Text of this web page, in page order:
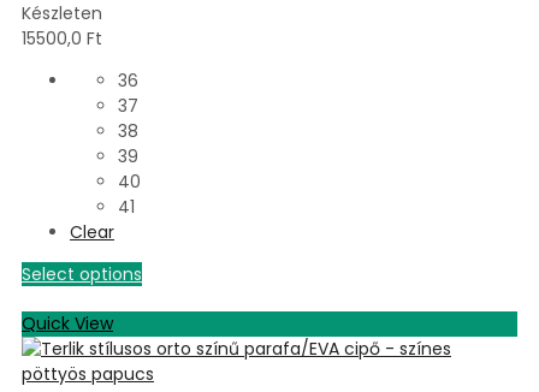
Készleten
15500,0 Ft
36
37
38
39
40
41
Clear
Select options
Quick View